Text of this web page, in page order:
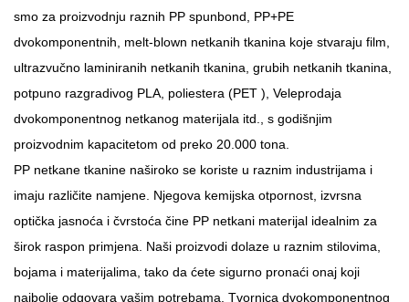
smo za proizvodnju raznih PP spunbond, PP+PE
dvokomponentnih, melt-blown netkanih tkanina koje stvaraju film,
ultrazvučno laminiranih netkanih tkanina, grubih netkanih tkanina,
potpuno razgradivog PLA, poliestera (PET ), Veleprodaja
dvokomponentnog netkanog materijala itd., s godišnjim
proizvodnim kapacitetom od preko 20.000 tona.
PP netkane tkanine naširoko se koriste u raznim industrijama i
imaju različite namjene. Njegova kemijska otpornost, izvrsna
optička jasnoća i čvrstoća čine PP netkani materijal idealnim za
širok raspon primjena. Naši proizvodi dolaze u raznim stilovima,
bojama i materijalima, tako da ćete sigurno pronaći onaj koji
najbolje odgovara vašim potrebama. Tvornica dvokomponentnog